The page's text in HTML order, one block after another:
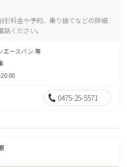
引料金や予約、乗り捨てなどの詳細
ください。
エースバン 等
0475-25-5571